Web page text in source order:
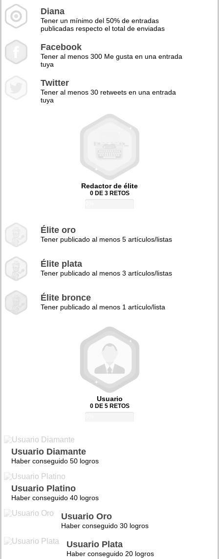
Diana
Tener un mínimo del 50% de entradas
publicadas respecto el total de enviadas
Facebook
Tener al menos 300 Me gusta en una entrada
tuya
Twitter
Tener al menos 30 retweets en una entrada
tuya
Redactor de élite
0 DE 3 RETOS
Élite oro
Tener publicado al menos 5 artículos/listas
Élite plata
Tener publicado al menos 3 artículos/listas
Élite bronce
Tener publicado al menos 1 artículo/lista
Usuario
0 DE 5 RETOS
Usuario Diamante
Haber conseguido 50 logros
Usuario Platino
Haber conseguido 40 logros
Usuario Oro
Haber conseguido 30 logros
Usuario Plata
Haber conseguido 20 logros